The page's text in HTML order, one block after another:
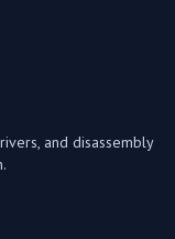
and disassembly